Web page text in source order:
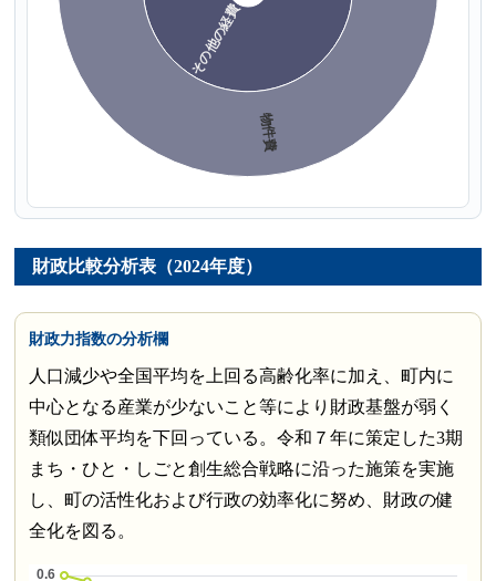
財政比較分析表（2024年度）
財政力指数の分析欄
人口減少や全国平均を上回る高齢化率に加え、町内に
中心となる産業が少ないこと等により財政基盤が弱く
類似団体平均を下回っている。令和７年に策定した3期
まち・ひと・しごと創生総合戦略に沿った施策を実施
し、町の活性化および行政の効率化に努め、財政の健
全化を図る。